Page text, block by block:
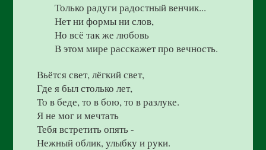
Только радуги радостный венчик...
Нет ни формы ни слов,
Но всё так же любовь
В этом мире расскажет про вечность.
Вьётся свет, лёгкий свет,
Где я был столько лет,
То в беде, то в бою, то в разлуке.
Я не мог и мечтать
Тебя встретить опять -
Нежный облик, улыбку и руки.